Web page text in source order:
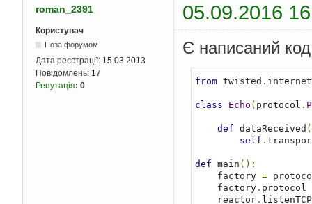
roman_2391 05.09.2016
Користувач
Поза форумом
Дата реєстрації: 15.03.2013
Повідомлень: 17
Репутація: 0
Є написаний
from twisted .
class Echo ( protocol .
def dataReceived (
self .
def main ():
    factory
=
    factory
. protocol
    reactor
. listenTCP